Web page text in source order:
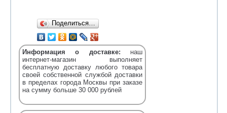
Поделиться…
Информация о доставке: наш
интернет-магазин выполняет
бесплатную доставку любого товара
своей собственной службой доставки
в пределах города Москвы при заказе
на сумму больше 30 000 рублей